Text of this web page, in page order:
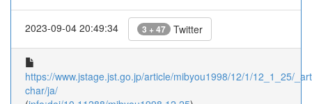
2023-09-04 20:49:34 3 + 47 Twitter
https://www.jstage.jst.go.jp/article/mibyou1998/12/1/12_1_25/
char/ja/